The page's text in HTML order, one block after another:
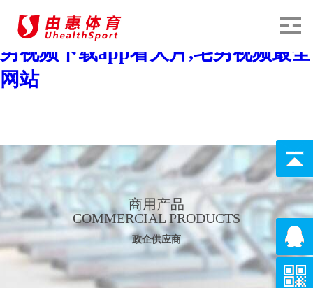
宅男视频,宅男视频在线观看污污,宅
男视频下载app看大片,宅男视频最全
网站
商用产品
COMMERCIAL PRODUCTS
政企供应商